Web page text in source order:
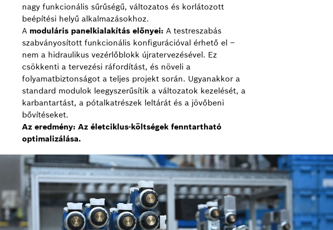
nagy funkcionális sűrűségű, változatos és korlátozott
beépítési helyű alkalmazásokhoz.
A moduláris panelkialakítás előnyei: A testreszabás
szabványosított funkcionális konfigurációval érhető el –
nem a hidraulikus vezérlőblokk újratervezésével. Ez
csökkenti a tervezési ráfordítást, és növeli a
folyamatbiztonságot a teljes projekt során. Ugyanakkor a
standard modulok leegyszerűsítik a változatok kezelését, a
karbantartást, a pótalkatrészek leltárát és a jövőbeni
bővítéseket.
Az eredmény: Az életciklus-költségek fenntartható
optimalizálása.